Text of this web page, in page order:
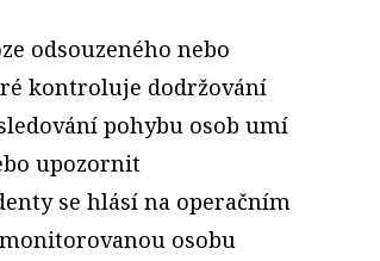
odsouzeného nebo
kontroluje dodržování
pohybu osob umí
upozornit
se hlásí na operačním
osobu